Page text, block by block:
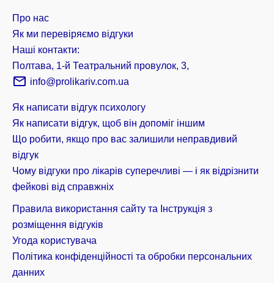
Про нас
Як ми перевіряємо відгуки
Наші контакти:
Полтава, 1-й Театральний провулок, 3,
info@prolikariv.com.ua
Як написати відгук психологу
Як написати відгук, щоб він допоміг іншим
Що робити, якщо про вас залишили неправдивий
відгук
Чому відгуки про лікарів суперечливі — і як відрізнити
фейкові від справжніх
Правила використання сайту та Інструкція з
розміщення відгуків
Угода користувача
Політика конфіденційності та обробки персональних
данних